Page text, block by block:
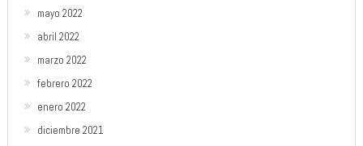
mayo 2022
abril 2022
marzo 2022
febrero 2022
enero 2022
diciembre 2021